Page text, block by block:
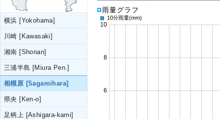
横浜 [Yokohama]
川崎 [Kawasaki]
湘南 [Shonan]
三浦半島 [Miura Pen.]
相模原 [Sagamihara]
県央 [Ken-o]
足柄上 [Ashigara-kami]
雨量グラフ
10分雨量(mm)